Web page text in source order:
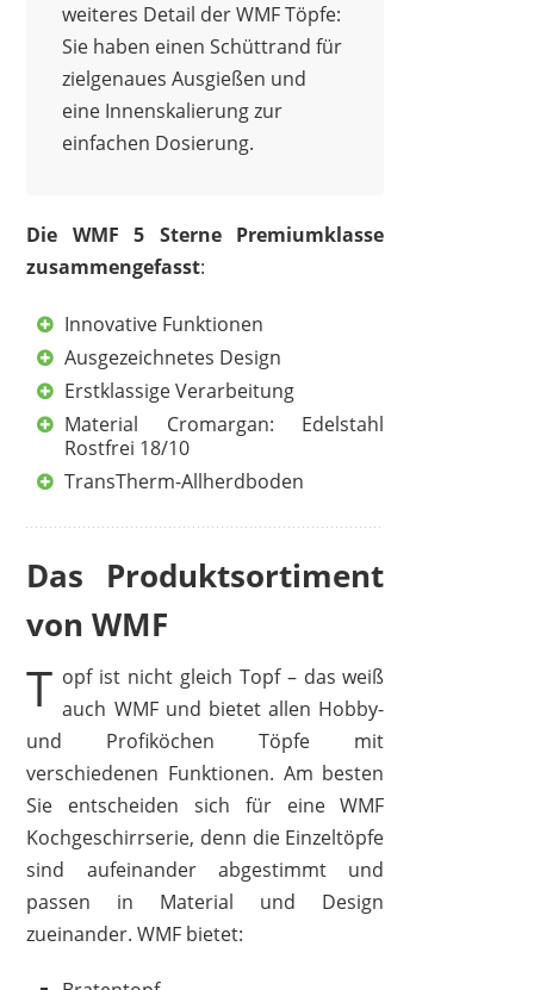
weiteres Detail der WMF Töpfe:
Sie haben einen Schüttrand für
zielgenaues Ausgießen und
eine Innenskalierung zur
einfachen Dosierung.
Die WMF 5 Sterne Premiumklasse
zusammengefasst:
Innovative Funktionen
Ausgezeichnetes Design
Erstklassige Verarbeitung
Material Cromargan: Edelstahl
Rostfrei 18/10
TransTherm-Allherdboden
Das Produktsortiment
von WMF
T opf ist nicht gleich Topf – das weiß
auch WMF und bietet allen Hobby-
und Profiköchen Töpfe mit
verschiedenen Funktionen. Am besten
Sie entscheiden sich für eine WMF
Kochgeschirrserie, denn die Einzeltöpfe
sind aufeinander abgestimmt und
passen in Material und Design
zueinander. WMF bietet: